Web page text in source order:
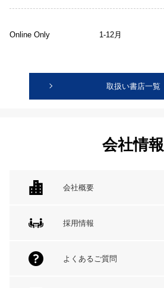
Online Only 1-12月
取扱い書店一覧
会社情報
会社概要
採用情報
よくあるご質問